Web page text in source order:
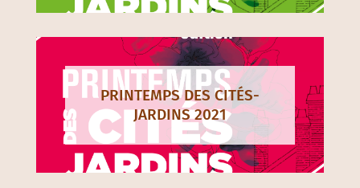
PRINTEMPS DES CITÉS-
JARDINS 2021